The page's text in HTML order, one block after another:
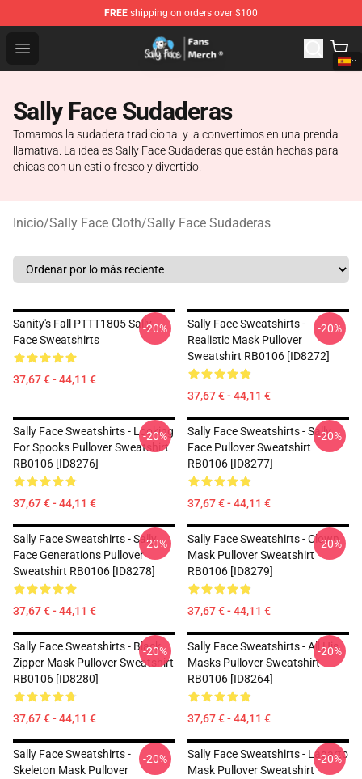
FREE shipping on orders over $100
Open menu
Sally Face Store - Official Sally Face Merchandise Shop
Sally Face Sudaderas
Tomamos la sudadera tradicional y la convertimos en una prenda
llamativa. La idea es Sally Face Sudaderas que están hechas para
chicas con un estilo fresco y divertido.
Inicio/Sally Face Cloth/Sally Face Sudaderas
Sanity's Fall PTTT1805 Sally
Face Sweatshirts
37,67 € - 44,11 €
-20%
Sally Face Sweatshirts -
Realistic Mask Pullover
Sweatshirt RB0106 [ID8272]
37,67 € - 44,11 €
-20%
Sally Face Sweatshirts - Looking
For Spooks Pullover Sweatshirt
RB0106 [ID8276]
37,67 € - 44,11 €
-20%
Sally Face Sweatshirts - Sally
Face Pullover Sweatshirt
RB0106 [ID8277]
37,67 € - 44,11 €
-20%
Sally Face Sweatshirts - Sally
Face Generations Pullover
Sweatshirt RB0106 [ID8278]
37,67 € - 44,11 €
-20%
Sally Face Sweatshirts - Clown
Mask Pullover Sweatshirt
RB0106 [ID8279]
37,67 € - 44,11 €
-20%
Sally Face Sweatshirts - Black
Zipper Mask Pullover Sweatshirt
RB0106 [ID8280]
37,67 € - 44,11 €
-20%
Sally Face Sweatshirts - All His
Masks Pullover Sweatshirt
RB0106 [ID8264]
37,67 € - 44,11 €
-20%
Sally Face Sweatshirts -
Skeleton Mask Pullover
-20%
Sally Face Sweatshirts - Lagarto
Mask Pullover Sweatshirt
-20%